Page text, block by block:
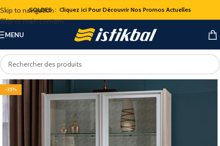
Skip to navigation
Skip to main content
SOLDES : Cliquez ici Pour Découvrir Nos Promos Actuelles
MENU
-35%